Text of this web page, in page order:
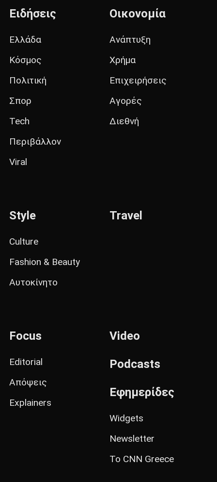
Ειδήσεις
Ελλάδα
Κόσμος
Πολιτική
Σπορ
Tech
Περιβάλλον
Viral
Οικονομία
Ανάπτυξη
Χρήμα
Επιχειρήσεις
Αγορές
Διεθνή
Style
Culture
Fashion & Beauty
Αυτοκίνητο
Travel
Focus
Editorial
Απόψεις
Explainers
Video
Podcasts
Εφημερίδες
Widgets
Newsletter
Το CNN Greece